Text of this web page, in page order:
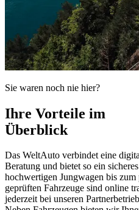
Sie waren noch nie hier?
Ihre Vorteile im
Überblick
Das WeltAuto verbindet eine
Beratung und bietet so ein
hochwertigen Jungwagen bis
geprüften Fahrzeuge sind online
jederzeit bei unseren